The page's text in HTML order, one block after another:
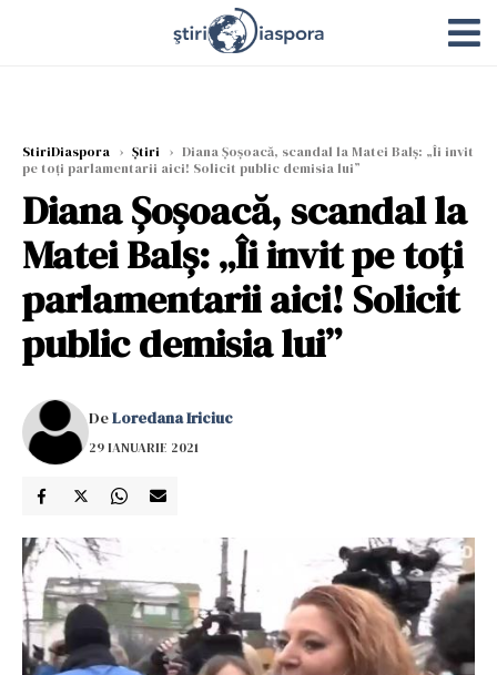
StiriDiaspora › Știri › Diana Șoșoacă, scandal la Matei Balș: „Îi invit
pe toți parlamentarii aici! Solicit public demisia lui”
Diana Șoșoacă, scandal la
Matei Balș: „Îi invit pe toți
parlamentarii aici! Solicit
public demisia lui”
DeLoredana Iriciuc
29 IANUARIE 2021